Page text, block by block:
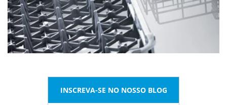
INSCREVA-SE NO NOSSO BLOG